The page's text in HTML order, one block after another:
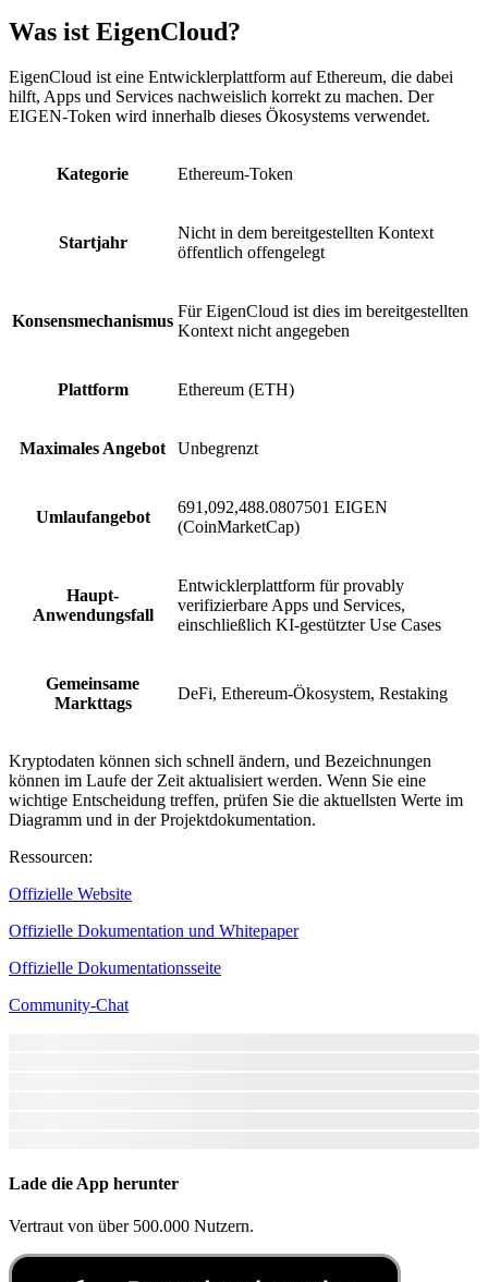
Was ist EigenCloud?
EigenCloud ist eine Entwicklerplattform auf Ethereum, die dabei
hilft, Apps und Services nachweislich korrekt zu machen. Der
EIGEN-Token wird innerhalb dieses Ökosystems verwendet.
Kategorie Ethereum-Token
Startjahr
Nicht in dem bereitgestellten Kontext
öffentlich offengelegt
Konsensmechanismus
Für EigenCloud ist dies im bereitgestellten
Kontext nicht angegeben
Plattform Ethereum (ETH)
Maximales Angebot Unbegrenzt
Umlaufangebot
691,092,488.0807501 EIGEN
(CoinMarketCap)
Haupt-
Anwendungsfall
Entwicklerplattform für provably
verifizierbare Apps und Services,
einschließlich KI-gestützter Use Cases
Gemeinsame
Markttags
DeFi, Ethereum-Ökosystem, Restaking
Kryptodaten können sich schnell ändern, und Bezeichnungen
können im Laufe der Zeit aktualisiert werden. Wenn Sie eine
wichtige Entscheidung treffen, prüfen Sie die aktuellsten Werte im
Diagramm und in der Projektdokumentation.
Ressourcen:
Offizielle Website
Offizielle Dokumentation und Whitepaper
Offizielle Dokumentationsseite
Community-Chat
Lade die App herunter
Vertraut von über 500.000 Nutzern.